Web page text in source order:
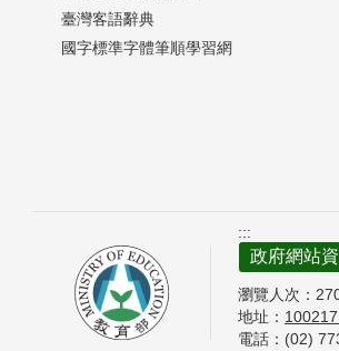
臺灣客語辭典
國字標準字體筆順學習網
:::
政府網站
瀏覽人次：
地址：
電話：(02)